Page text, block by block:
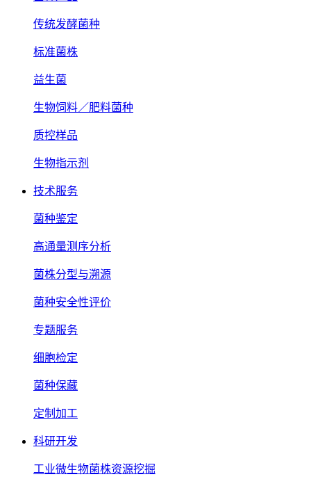
传统发酵菌种
标准菌株
益生菌
生物饲料／肥料菌种
质控样品
生物指示剂
技术服务
菌种鉴定
高通量测序分析
菌株分型与溯源
菌种安全性评价
专题服务
细胞检定
菌种保藏
定制加工
科研开发
工业微生物菌株资源挖掘